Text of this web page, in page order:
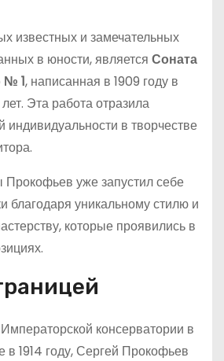
известных и замечательных
в юности, является Соната
№ 1, написанная в 1909 году в
Эта работа отразила
индивидуальности в творчестве
уже запустил себе
благодаря уникальному стилю и
которые проявились в
консерватории в
в 1914 году, Сергей Прокофьев